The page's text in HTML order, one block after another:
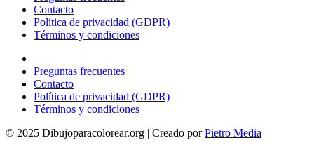
Contacto
Política de privacidad (GDPR)
Términos y condiciones
Preguntas frecuentes
Contacto
Política de privacidad (GDPR)
Términos y condiciones
© 2025 Dibujoparacolorear.org | Creado porPietro Media